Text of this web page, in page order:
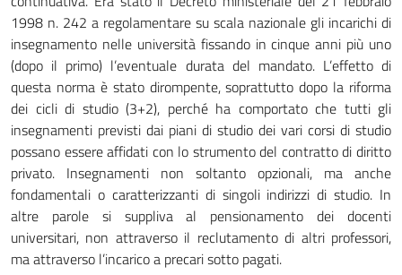
1998 n. 242 a regolamentare su scala nazionale gli incarichi di
insegnamento nelle università fissando in cinque anni più uno
(dopo il primo) l’eventuale durata del mandato. L’effetto di
questa norma è stato dirompente, soprattutto dopo la riforma
dei cicli di studio (3+2), perché ha comportato che tutti gli
insegnamenti previsti dai piani di studio dei vari corsi di studio
possano essere affidati con lo strumento del contratto di diritto
privato. Insegnamenti non soltanto opzionali, ma anche
fondamentali o caratterizzanti di singoli indirizzi di studio. In
altre parole si suppliva al pensionamento dei docenti
universitari, non attraverso il reclutamento di altri professori,
ma attraverso l’incarico a precari sotto pagati.